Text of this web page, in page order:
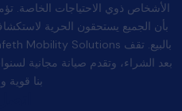
بأن الجميع يستحقون الحرية
بعد الشراء، وتقدم صيانة مجانية
بنا قوية